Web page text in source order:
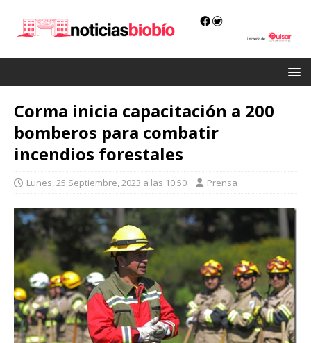
Corma inicia capacitación a 200
bomberos para combatir
incendios forestales
Lunes, 25 Septiembre, 2023 a las 10:50 Prensa